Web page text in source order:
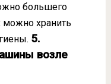
большего
можно хранить
5.
возле